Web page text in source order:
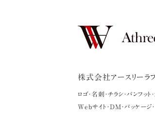
株式会社アースリーラフ
ロゴ・名刺・チラシ・パンフット
Webサイト・DM・パッケージ